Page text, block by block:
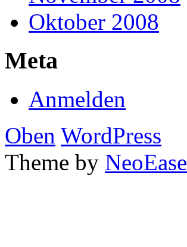
Oktober 2008
Meta
Anmelden
Oben WordPress
Theme by NeoEase